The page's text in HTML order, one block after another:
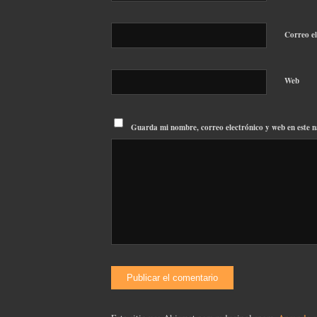
Correo
Web
Guarda mi nombre, correo electrónico y web en este